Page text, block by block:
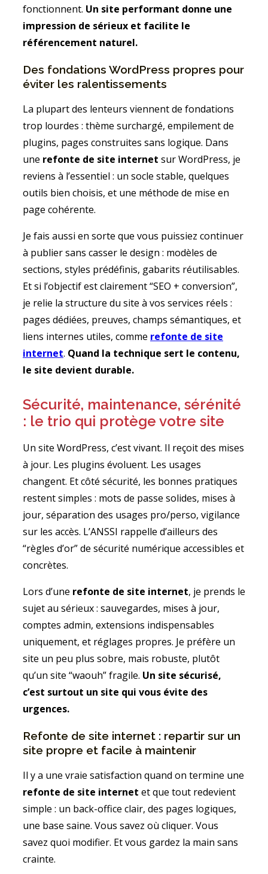
fonctionnent. Un site performant donne une
impression de sérieux et facilite le
référencement naturel.
Des fondations WordPress propres pour
éviter les ralentissements
La plupart des lenteurs viennent de fondations
trop lourdes : thème surchargé, empilement de
plugins, pages construites sans logique. Dans
une refonte de site internet sur WordPress, je
reviens à l’essentiel : un socle stable, quelques
outils bien choisis, et une méthode de mise en
page cohérente.
Je fais aussi en sorte que vous puissiez continuer
à publier sans casser le design : modèles de
sections, styles prédéfinis, gabarits réutilisables.
Et si l’objectif est clairement “SEO + conversion”,
je relie la structure du site à vos services réels :
pages dédiées, preuves, champs sémantiques, et
liens internes utiles, comme refonte de site
internet. Quand la technique sert le contenu,
le site devient durable.
Sécurité, maintenance, sérénité
: le trio qui protège votre site
Un site WordPress, c’est vivant. Il reçoit des mises
à jour. Les plugins évoluent. Les usages
changent. Et côté sécurité, les bonnes pratiques
restent simples : mots de passe solides, mises à
jour, séparation des usages pro/perso, vigilance
sur les accès. L’ANSSI rappelle d’ailleurs des
“règles d’or” de sécurité numérique accessibles et
concrètes.
Lors d’une refonte de site internet, je prends le
sujet au sérieux : sauvegardes, mises à jour,
comptes admin, extensions indispensables
uniquement, et réglages propres. Je préfère un
site un peu plus sobre, mais robuste, plutôt
qu’un site “waouh” fragile. Un site sécurisé,
c’est surtout un site qui vous évite des
urgences.
Refonte de site internet : repartir sur un
site propre et facile à maintenir
Il y a une vraie satisfaction quand on termine une
refonte de site internet et que tout redevient
simple : un back-office clair, des pages logiques,
une base saine. Vous savez où cliquer. Vous
savez quoi modifier. Et vous gardez la main sans
crainte.